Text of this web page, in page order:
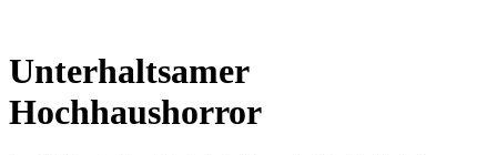
Unterhaltsamer
Hochhaushorror